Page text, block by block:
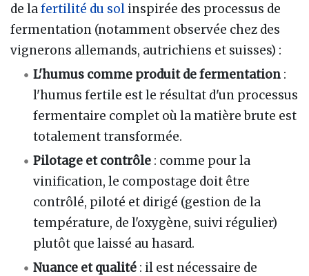
de lafertilité du sol inspirée des processus de
fermentation (notamment observée chez des
vignerons allemands, autrichiens et suisses) :
L'humus comme produit de fermentation :
l'humus fertile est le résultat d'un processus
fermentaire complet où la matière brute est
totalement transformée.
Pilotage et contrôle : comme pour la
vinification, le compostage doit être
contrôlé, piloté et dirigé (gestion de la
température, de l'oxygène, suivi régulier)
plutôt que laissé au hasard.
Nuance et qualité : il est nécessaire de